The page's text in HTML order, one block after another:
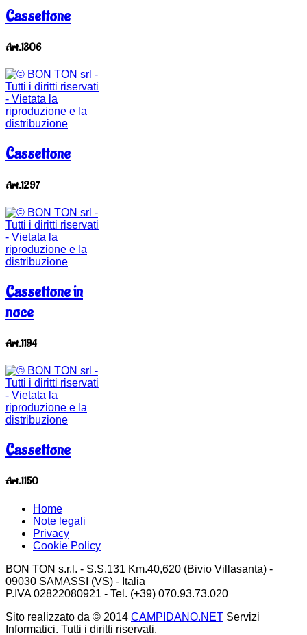
Cassettone
Art.1306
Cassettone
Art.1297
Cassettone in
noce
Art.1194
Cassettone
Art.1150
Home
Note legali
Privacy
Cookie Policy
BON TON s.r.l. - S.S.131 Km.40,620 (Bivio Villasanta) -
09030 SAMASSI (VS) - Italia
P.IVA 02822080921 - Tel. (+39) 070.93.73.020
Sito realizzato da © 2014 CAMPIDANO.NET Servizi
Informatici. Tutti i diritti riservati.